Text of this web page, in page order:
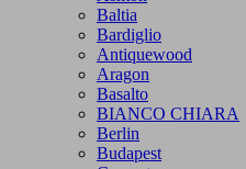
Baltia
Bardiglio
Antiquewood
Aragon
Basalto
BIANCO CHIARA
Berlin
Budapest